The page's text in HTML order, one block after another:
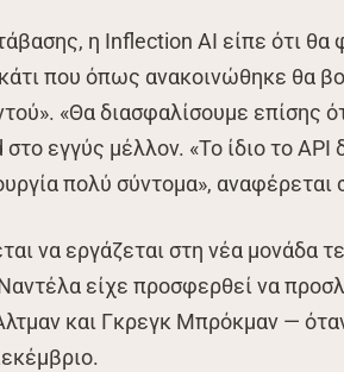
η Inflection AI είπε ότι θα
που όπως ανακοινώθηκε θα
«Θα διασφαλίσουμε επίσης
εγγύς μέλλον. «Το ίδιο το API
πολύ σύντομα»,
να εργάζεται στη νέα μονάδα
είχε προσφερθεί να
και Γκρεγκ Μπρόκμαν —